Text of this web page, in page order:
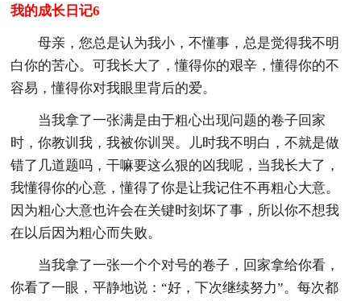
我的成长日记6
母亲，您总是认为我小，不懂事，总是觉得我不明
白你的苦心。可我长大了，懂得你的艰辛，懂得你的不
容易，懂得你对我眼里背后的爱。
当我拿了一张满是由于粗心出现问题的卷子回家
时，你教训我，我被你训哭。儿时我不明白，不就是做
错了几道题吗，干嘛要这么狠的凶我呢，当我长大了，
我懂得你的心意，懂得了你是让我记住不再粗心大意。
因为粗心大意也许会在关键时刻坏了事，所以你不想我
在以后因为粗心而失败。
当我拿了一张一个个对号的卷子，回家拿给你看，
你看了一眼，平静地说：“好，下次继续努力”。每次都